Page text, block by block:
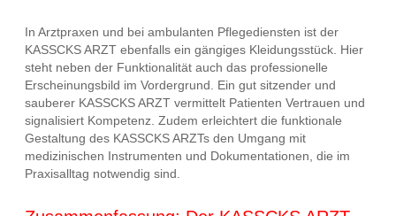
In Arztpraxen und bei ambulanten Pflegediensten ist der
KASSCKS ARZT ebenfalls ein gängiges Kleidungsstück. Hier
steht neben der Funktionalität auch das professionelle
Erscheinungsbild im Vordergrund. Ein gut sitzender und
sauberer KASSCKS ARZT vermittelt Patienten Vertrauen und
signalisiert Kompetenz. Zudem erleichtert die funktionale
Gestaltung des KASSCKS ARZTs den Umgang mit
medizinischen Instrumenten und Dokumentationen, die im
Praxisalltag notwendig sind.